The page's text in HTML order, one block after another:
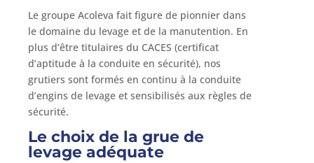
Le groupe Acoleva fait figure de pionnier dans
le domaine du levage et de la manutention. En
plus d’être titulaires du CACES (certificat
d’aptitude à la conduite en sécurité), nos
grutiers sont formés en continu à la conduite
d’engins de levage et sensibilisés aux règles de
sécurité.
Le choix de la grue de
levage adéquate